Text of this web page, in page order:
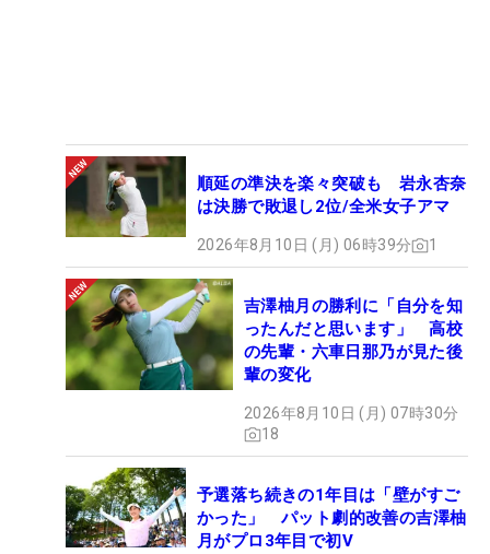
順延の準決を楽々突破も 岩永杏奈
は決勝で敗退し2位/全米女子アマ
2026年8月10日 (月) 06時39分 1
吉澤柚月の勝利に「自分を知
ったんだと思います」 高校
の先輩・六車日那乃が見た後
輩の変化
2026年8月10日 (月) 07時30分
18
予選落ち続きの1年目は「壁がすご
かった」 パット劇的改善の吉澤柚
月がプロ3年目で初V